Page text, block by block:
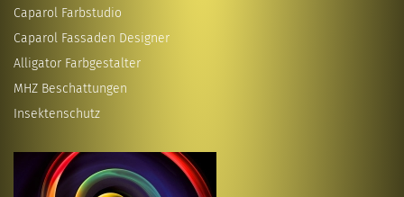
Caparol Farbstudio
Caparol Fassaden Designer
Alligator Farbgestalter
MHZ Beschattungen
Insektenschutz